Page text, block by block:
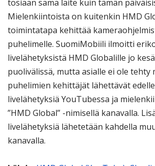
tosiaan sama laite kuin tämän
Mielenkiintoista on kuitenkin HMD
toimintatapa kehittää
puhelimelle. SuomiMobiili ilmoitti
livelähetyksistä HMD Globalille jo
puolivälissä, mutta asialle ei ole tehty
puhelimien kehittäjät lähettävät
livelähetyksiä YouTubessa ja
”HMD Global” -nimisellä kanavalla.
livelähetyksiä lähetetään kahdella
kanavalla.